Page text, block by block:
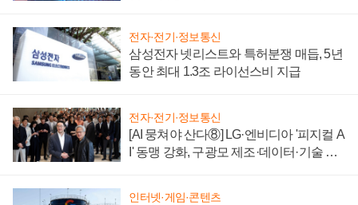
전자·전기·정보통신
삼성전자 넷리스트와 특허분쟁 매듭, 5년
동안 최대 1.3조 라이선스비 지급
전자·전기·정보통신
[AI 뭉쳐야 산다⑧] LG·엔비디아 '피지컬 A
I' 동맹 강화, 구광모 제조·데이터·기술 결
인터넷·게임·콘텐츠